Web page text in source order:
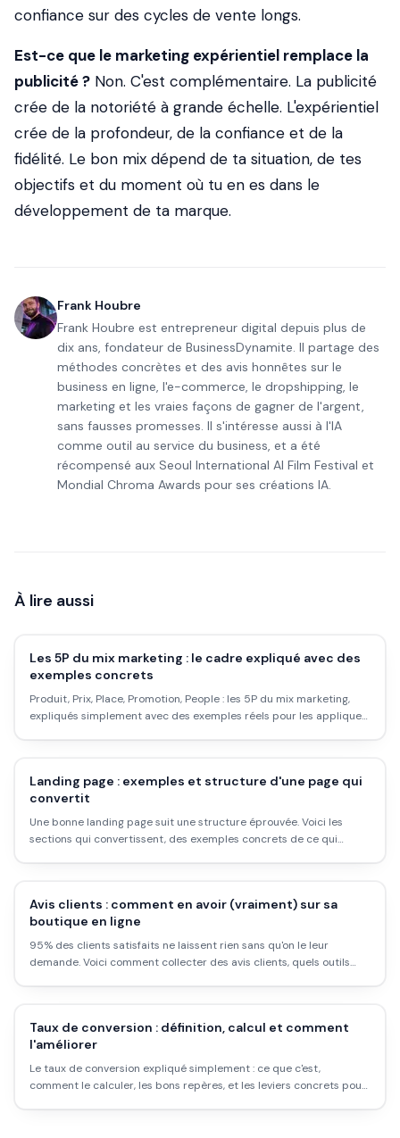
confiance sur des cycles de vente longs.
Est-ce que le marketing expérientiel remplace la
publicité ? Non. C'est complémentaire. La publicité
crée de la notoriété à grande échelle. L'expérientiel
crée de la profondeur, de la confiance et de la
fidélité. Le bon mix dépend de ta situation, de tes
objectifs et du moment où tu en es dans le
développement de ta marque.
Frank Houbre
Frank Houbre est entrepreneur digital depuis plus de
dix ans, fondateur de BusinessDynamite. Il partage des
méthodes concrètes et des avis honnêtes sur le
business en ligne, l'e-commerce, le dropshipping, le
marketing et les vraies façons de gagner de l'argent,
sans fausses promesses. Il s'intéresse aussi à l'IA
comme outil au service du business, et a été
récompensé aux Seoul International AI Film Festival et
Mondial Chroma Awards pour ses créations IA.
À lire aussi
Les 5P du mix marketing : le cadre expliqué avec des
exemples concrets
Produit, Prix, Place, Promotion, People : les 5P du mix marketing,
expliqués simplement avec des exemples réels pour les appliquer
Landing page : exemples et structure d'une page qui
convertit
Une bonne landing page suit une structure éprouvée. Voici les
sections qui convertissent, des exemples concrets de ce qui
Avis clients : comment en avoir (vraiment) sur sa
boutique en ligne
95% des clients satisfaits ne laissent rien sans qu'on le leur
demande. Voici comment collecter des avis clients, quels outils
Taux de conversion : définition, calcul et comment
l'améliorer
Le taux de conversion expliqué simplement : ce que c'est,
comment le calculer, les bons repères, et les leviers concrets pour